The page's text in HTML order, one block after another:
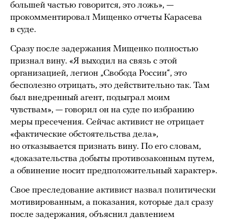
большей частью говорится, это ложь», —
прокомментировал Мищенко отчеты Карасева
в суде.
Сразу после задержания Мищенко полностью
признал вину. «Я выходил на связь с этой
организацией, легион „Свобода России“, это
бесполезно отрицать, это действительно так. Там
был внедренный агент, подыграл моим
чувствам», — говорил он на суде по избранию
меры пресечения. Сейчас активист не отрицает
«фактические обстоятельства дела»,
но отказывается признать вину. По его словам,
«доказательства добыты противозаконным путем,
а обвинение носит предположительный характер».
Свое преследование активист назвал политически
мотивированным, а показания, которые дал сразу
после задержания, объяснил давлением